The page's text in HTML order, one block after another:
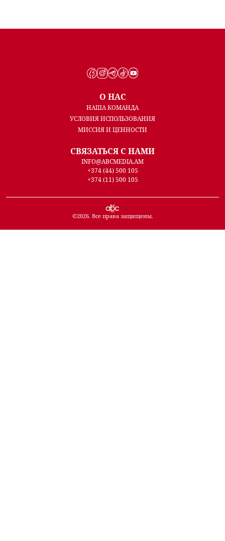
О НАС
НАША КОМАНДА
УСЛОВИЯ ИСПОЛЬЗОВАНИЯ
МИССИЯ И ЦЕННОСТИ
СВЯЗАТЬСЯ С НАМИ
INFO@ABCMEDIA.AM
+374 (44) 500 105
+374 (11) 500 105
©2026. Все права защищены.